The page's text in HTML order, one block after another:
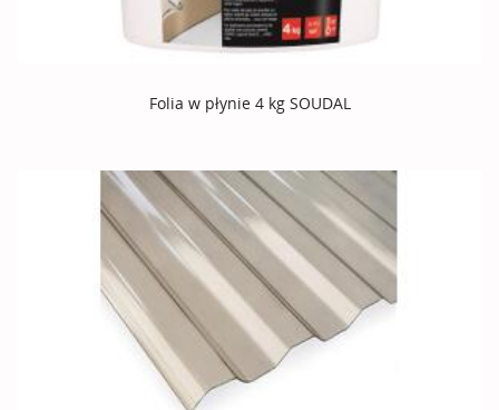
Folia w płynie 4 kg SOUDAL